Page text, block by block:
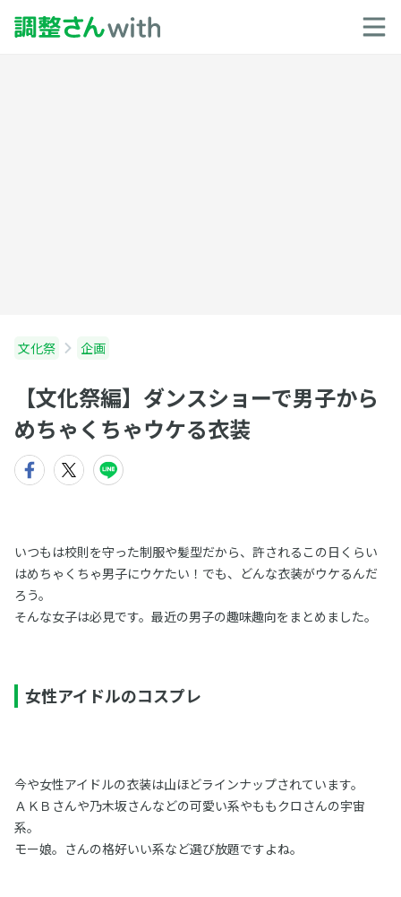
文化祭 企画
【文化祭編】ダンスショーで男子から
めちゃくちゃウケる衣装
いつもは校則を守った制服や髪型だから、許されるこの日くらい
はめちゃくちゃ男子にウケたい！でも、どんな衣装がウケるんだ
ろう。
そんな女子は必見です。最近の男子の趣味趣向をまとめました。
女性アイドルのコスプレ
今や女性アイドルの衣装は山ほどラインナップされています。
ＡＫＢさんや乃木坂さんなどの可愛い系やももクロさんの宇宙
系。
モー娘。さんの格好いい系など選び放題ですよね。